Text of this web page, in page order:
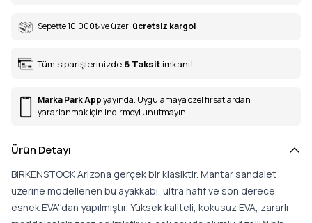
Sepette 10.000₺ve üzeri ücretsiz kargo!
Tüm siparişlerinizde 6 Taksit imkanı!
Marka Park Appyayında. Uygulamaya özel fırsatlardan
yararlanmak için indirmeyi unutmayın
Ürün Detayı
BIRKENSTOCK Arizona gerçek bir klasiktir. Mantar sandalet
üzerine modellenen bu ayakkabı, ultra hafif ve son derece
esnek EVA''dan yapılmıştır. Yüksek kaliteli, kokusuz EVA, zararlı